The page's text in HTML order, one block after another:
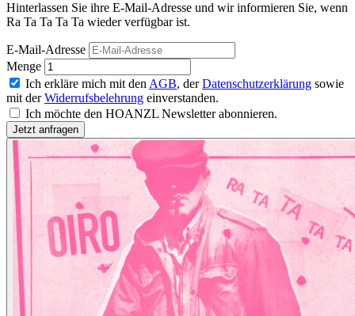
Hinterlassen Sie ihre E-Mail-Adresse und wir informieren Sie, wenn
Ra Ta Ta Ta Ta wieder verfügbar ist.
E-Mail-Adresse
Menge
Ich erkläre mich mit den AGB, derDatenschutzerklärung sowie
mit derWiderrufsbelehrung einverstanden.
Ich möchte den HOANZL Newsletter abonnieren.